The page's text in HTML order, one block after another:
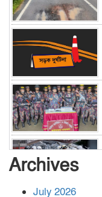
Archives
July 2026